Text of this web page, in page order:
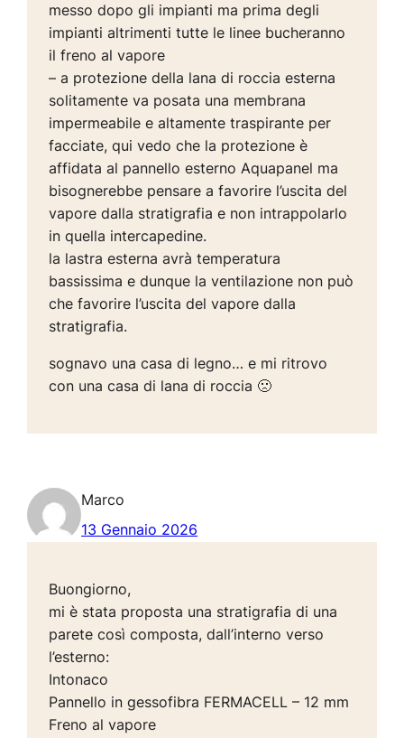
messo dopo gli impianti ma prima degli
impianti altrimenti tutte le linee bucheranno
il freno al vapore
– a protezione della lana di roccia esterna
solitamente va posata una membrana
impermeabile e altamente traspirante per
facciate, qui vedo che la protezione è
affidata al pannello esterno Aquapanel ma
bisognerebbe pensare a favorire l’uscita del
vapore dalla stratigrafia e non intrappolarlo
in quella intercapedine.
la lastra esterna avrà temperatura
bassissima e dunque la ventilazione non può
che favorire l’uscita del vapore dalla
stratigrafia.
sognavo una casa di legno… e mi ritrovo
con una casa di lana di roccia 🙁
Marco
13 Gennaio 2026
Buongiorno,
mi è stata proposta una stratigrafia di una
parete così composta, dall’interno verso
l’esterno:
Intonaco
Pannello in gessofibra FERMACELL – 12 mm
Freno al vapore